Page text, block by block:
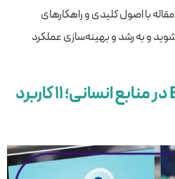
با اصول کلیدی و راهکارهای
و به رشد و بهینه‌سازی عملکرد
کاربرد نرم افزار BPMS در منابع انسانی؛ ۱۱ کاربرد